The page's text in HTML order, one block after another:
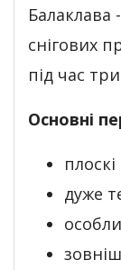
Балаклава
снігових
під час
Основні
дуже